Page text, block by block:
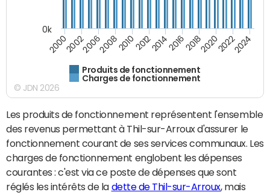
Produits de fonctionnement
Charges de fonctionnement
200020022006200820102012201420162018202020222024
0k
© JDN 2026
Les produits de fonctionnement représentent l'ensemble
des revenus permettant à Thil-sur-Arroux d'assurer le
fonctionnement courant de ses services communaux. Les
charges de fonctionnement englobent les dépenses
courantes : c'est via ce poste de dépenses que sont
réglés les intérêts de la dette de Thil-sur-Arroux, mais